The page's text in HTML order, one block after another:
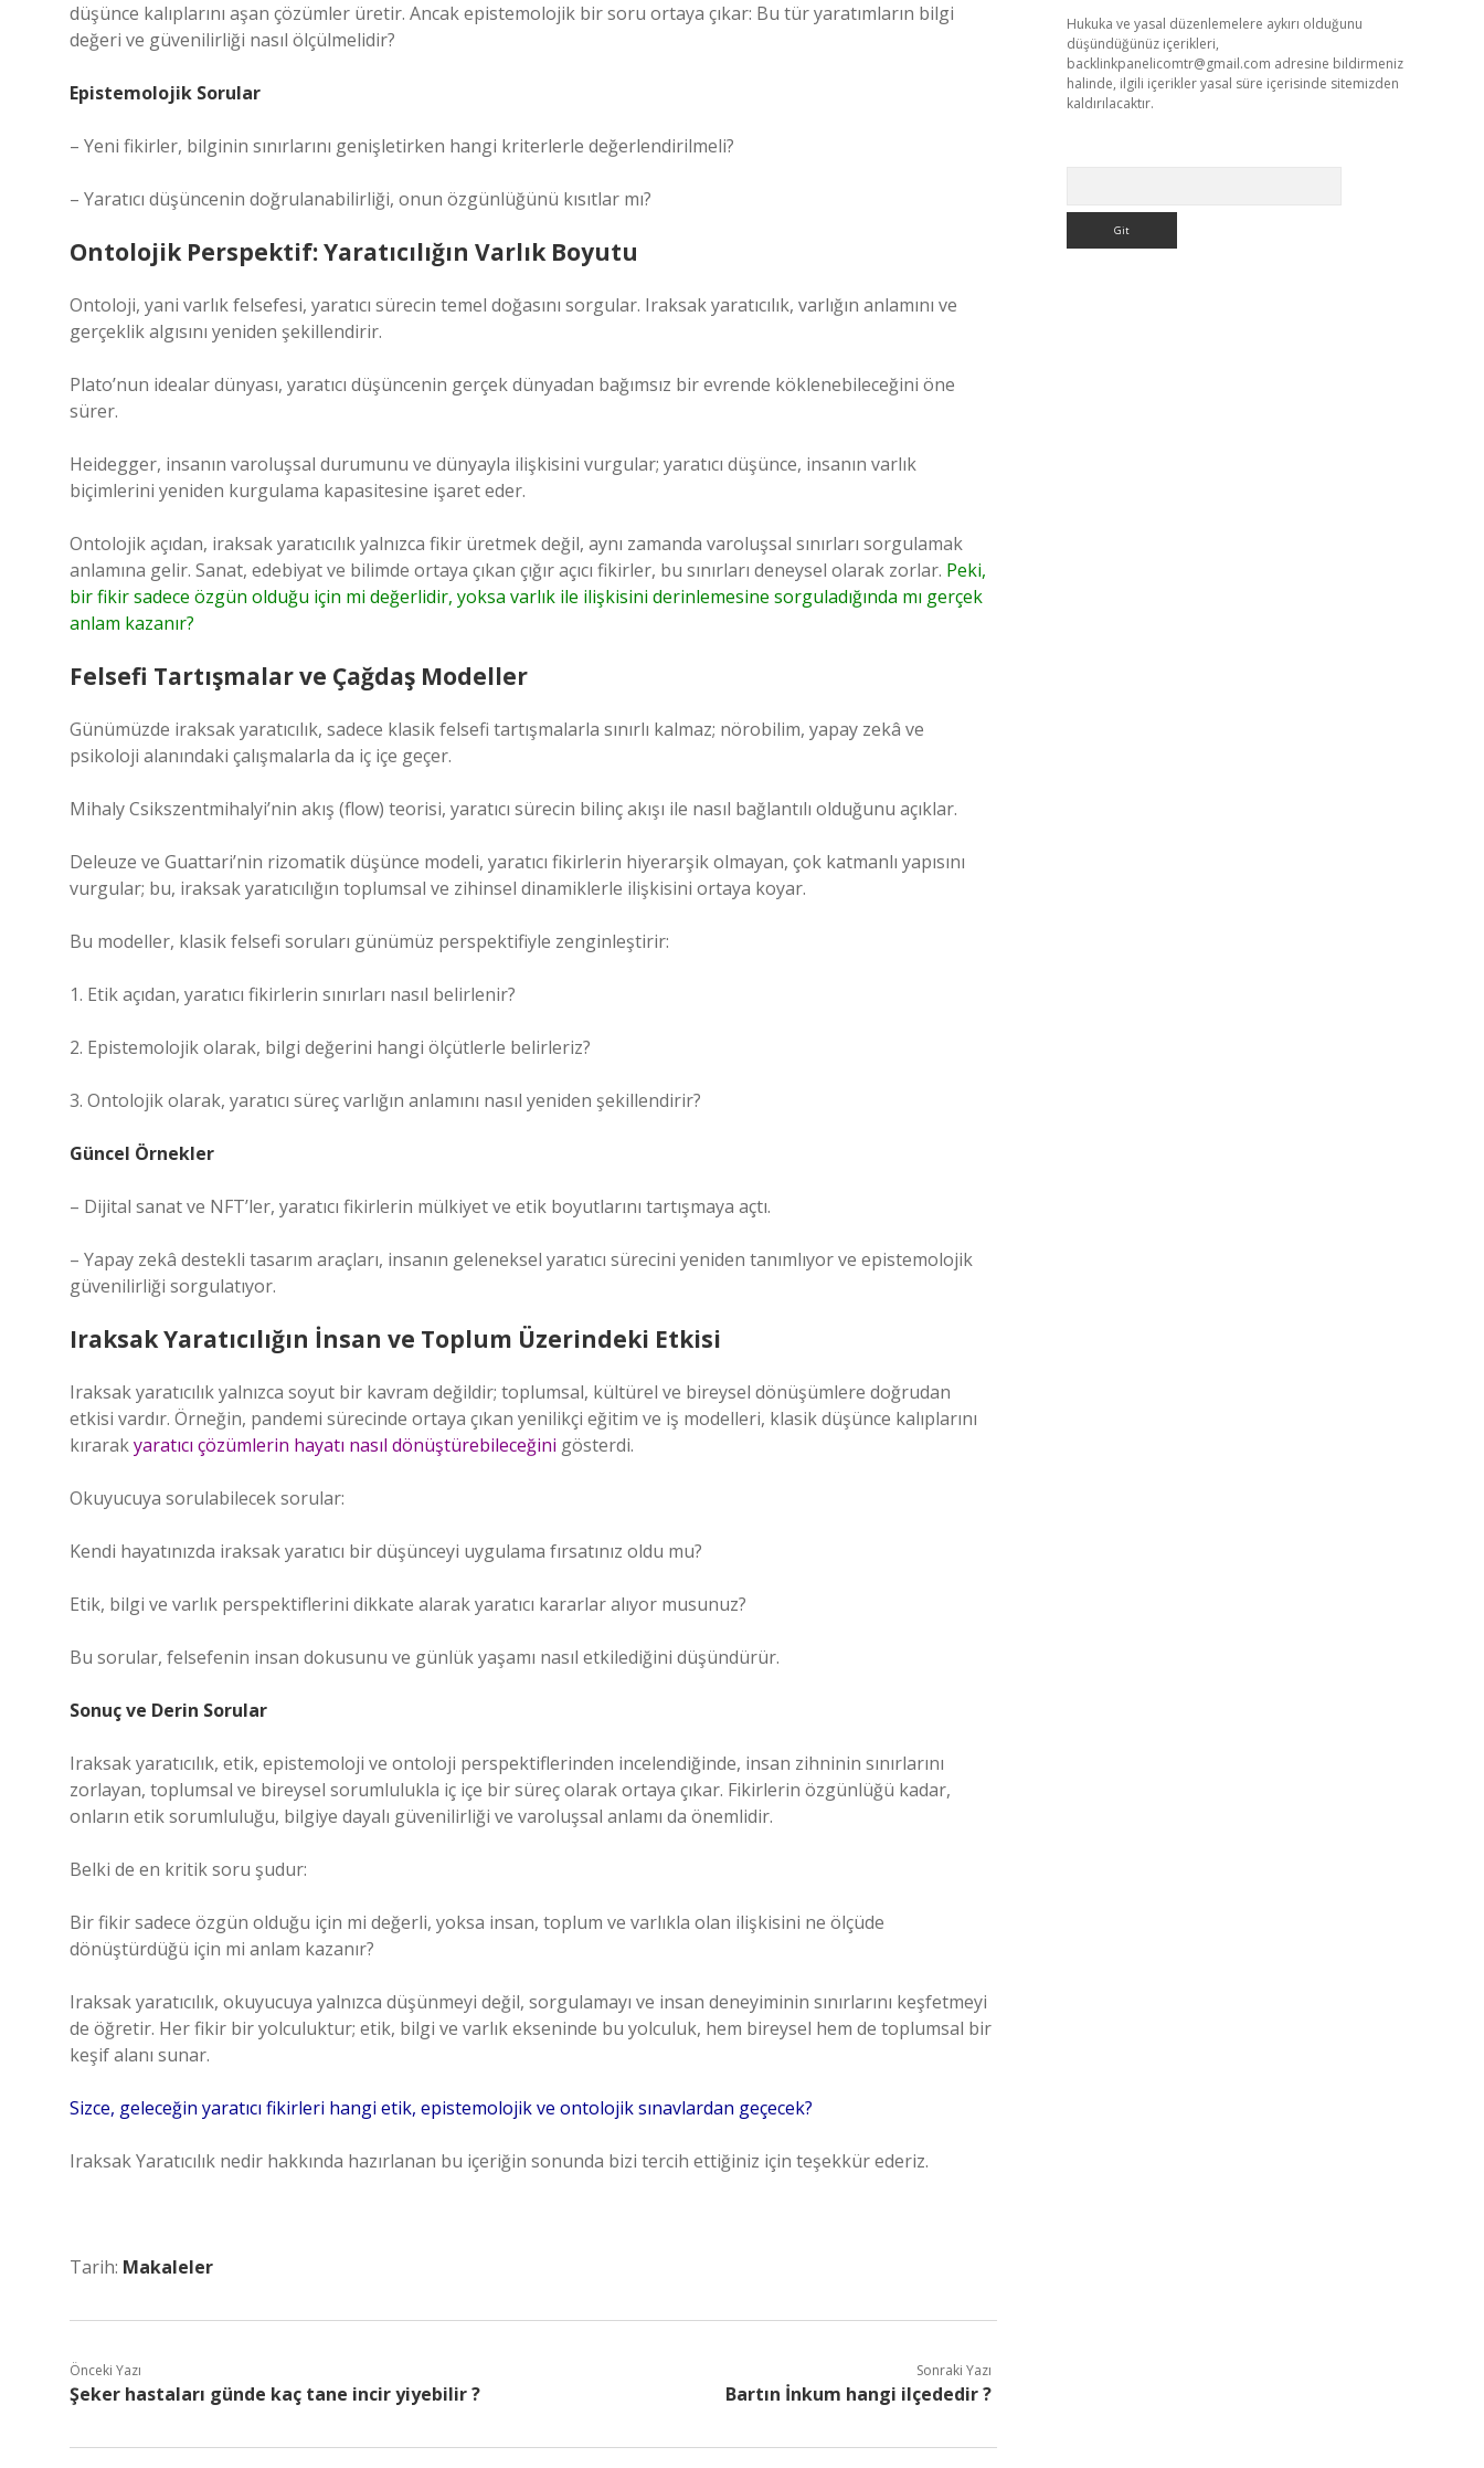
düşünce kalıplarını aşan çözümler üretir. Ancak epistemolojik bir soru ortaya çıkar: Bu tür yaratımların bilgi
değeri ve güvenilirliği nasıl ölçülmelidir?
Epistemolojik Sorular
– Yeni fikirler, bilginin sınırlarını genişletirken hangi kriterlerle değerlendirilmeli?
– Yaratıcı düşüncenin doğrulanabilirliği, onun özgünlüğünü kısıtlar mı?
Ontolojik Perspektif: Yaratıcılığın Varlık Boyutu
Ontoloji, yani varlık felsefesi, yaratıcı sürecin temel doğasını sorgular. Iraksak yaratıcılık, varlığın anlamını ve
gerçeklik algısını yeniden şekillendirir.
Plato’nun idealar dünyası, yaratıcı düşüncenin gerçek dünyadan bağımsız bir evrende köklenebileceğini öne
sürer.
Heidegger, insanın varoluşsal durumunu ve dünyayla ilişkisini vurgular; yaratıcı düşünce, insanın varlık
biçimlerini yeniden kurgulama kapasitesine işaret eder.
Ontolojik açıdan, iraksak yaratıcılık yalnızca fikir üretmek değil, aynı zamanda varoluşsal sınırları sorgulamak
anlamına gelir. Sanat, edebiyat ve bilimde ortaya çıkan çığır açıcı fikirler, bu sınırları deneysel olarak zorlar. Peki,
bir fikir sadece özgün olduğu için mi değerlidir, yoksa varlık ile ilişkisini derinlemesine sorguladığında mı gerçek
anlam kazanır?
Felsefi Tartışmalar ve Çağdaş Modeller
Günümüzde iraksak yaratıcılık, sadece klasik felsefi tartışmalarla sınırlı kalmaz; nörobilim, yapay zekâ ve
psikoloji alanındaki çalışmalarla da iç içe geçer.
Mihaly Csikszentmihalyi’nin akış (flow) teorisi, yaratıcı sürecin bilinç akışı ile nasıl bağlantılı olduğunu açıklar.
Deleuze ve Guattari’nin rizomatik düşünce modeli, yaratıcı fikirlerin hiyerarşik olmayan, çok katmanlı yapısını
vurgular; bu, iraksak yaratıcılığın toplumsal ve zihinsel dinamiklerle ilişkisini ortaya koyar.
Bu modeller, klasik felsefi soruları günümüz perspektifiyle zenginleştirir:
1. Etik açıdan, yaratıcı fikirlerin sınırları nasıl belirlenir?
2. Epistemolojik olarak, bilgi değerini hangi ölçütlerle belirleriz?
3. Ontolojik olarak, yaratıcı süreç varlığın anlamını nasıl yeniden şekillendirir?
Güncel Örnekler
– Dijital sanat ve NFT’ler, yaratıcı fikirlerin mülkiyet ve etik boyutlarını tartışmaya açtı.
– Yapay zekâ destekli tasarım araçları, insanın geleneksel yaratıcı sürecini yeniden tanımlıyor ve epistemolojik
güvenilirliği sorgulatıyor.
Iraksak Yaratıcılığın İnsan ve Toplum Üzerindeki Etkisi
Iraksak yaratıcılık yalnızca soyut bir kavram değildir; toplumsal, kültürel ve bireysel dönüşümlere doğrudan
etkisi vardır. Örneğin, pandemi sürecinde ortaya çıkan yenilikçi eğitim ve iş modelleri, klasik düşünce kalıplarını
kırarakyaratıcı çözümlerin hayatı nasıl dönüştürebileceğini gösterdi.
Okuyucuya sorulabilecek sorular:
Kendi hayatınızda iraksak yaratıcı bir düşünceyi uygulama fırsatınız oldu mu?
Etik, bilgi ve varlık perspektiflerini dikkate alarak yaratıcı kararlar alıyor musunuz?
Bu sorular, felsefenin insan dokusunu ve günlük yaşamı nasıl etkilediğini düşündürür.
Sonuç ve Derin Sorular
Iraksak yaratıcılık, etik, epistemoloji ve ontoloji perspektiflerinden incelendiğinde, insan zihninin sınırlarını
zorlayan, toplumsal ve bireysel sorumlulukla iç içe bir süreç olarak ortaya çıkar. Fikirlerin özgünlüğü kadar,
onların etik sorumluluğu, bilgiye dayalı güvenilirliği ve varoluşsal anlamı da önemlidir.
Belki de en kritik soru şudur:
Bir fikir sadece özgün olduğu için mi değerli, yoksa insan, toplum ve varlıkla olan ilişkisini ne ölçüde
dönüştürdüğü için mi anlam kazanır?
Iraksak yaratıcılık, okuyucuya yalnızca düşünmeyi değil, sorgulamayı ve insan deneyiminin sınırlarını keşfetmeyi
de öğretir. Her fikir bir yolculuktur; etik, bilgi ve varlık ekseninde bu yolculuk, hem bireysel hem de toplumsal bir
keşif alanı sunar.
Sizce, geleceğin yaratıcı fikirleri hangi etik, epistemolojik ve ontolojik sınavlardan geçecek?
Iraksak Yaratıcılık nedir hakkında hazırlanan bu içeriğin sonunda bizi tercih ettiğiniz için teşekkür ederiz.
Tarih: Makaleler
Önceki Yazı
Şeker hastaları günde kaç tane incir yiyebilir ?
Sonraki Yazı
Bartın İnkum hangi ilçededir ?
Hukuka ve yasal düzenlemelere aykırı olduğunu
düşündüğünüz içerikleri,
backlinkpanelicomtr@gmail.com adresine bildirmeniz
halinde, ilgili içerikler yasal süre içerisinde sitemizden
kaldırılacaktır.